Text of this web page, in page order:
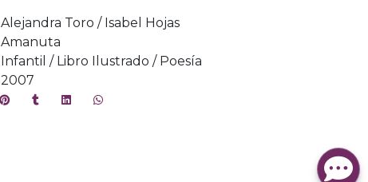
Alejandra Toro / Isabel Hojas
Amanuta
Infantil / Libro Ilustrado / Poesía
2007